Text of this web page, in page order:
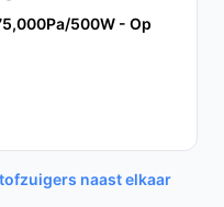
kamers of zodra
behouden.
filter volgens de
van ongeveer 5
gebruik op te laden
500W - Op
naast elkaar